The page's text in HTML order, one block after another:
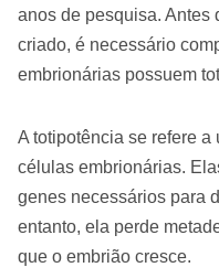
anos de pesquisa. Antes
criado, é necessário
embrionárias possuem
A totipotência se refere
células embrionárias.
genes necessários para
entanto, ela perde
que o embrião cresce.